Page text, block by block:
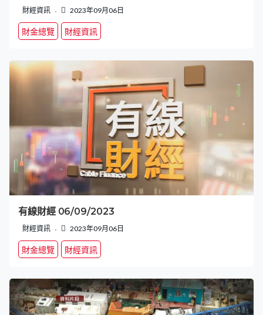
財經資訊 2023年09月06日
財金總覽 財經資訊
有線財經 06/09/2023
財經資訊 2023年09月06日
財金總覽 財經資訊